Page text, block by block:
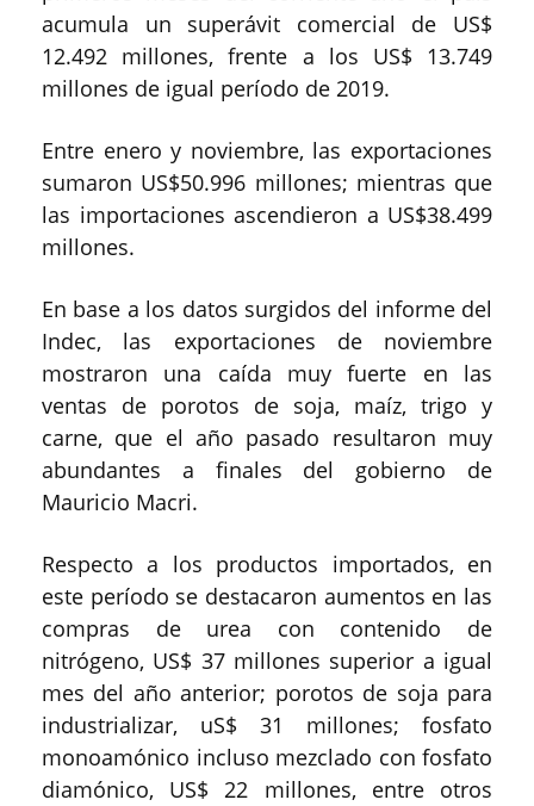
acumula un superávit comercial de US$
12.492 millones, frente a los US$ 13.749
millones de igual período de 2019.
Entre enero y noviembre, las exportaciones
sumaron US$50.996 millones; mientras que
las importaciones ascendieron a US$38.499
millones.
En base a los datos surgidos del informe del
Indec, las exportaciones de noviembre
mostraron una caída muy fuerte en las
ventas de porotos de soja, maíz, trigo y
carne, que el año pasado resultaron muy
abundantes a finales del gobierno de
Mauricio Macri.
Respecto a los productos importados, en
este período se destacaron aumentos en las
compras de urea con contenido de
nitrógeno, US$ 37 millones superior a igual
mes del año anterior; porotos de soja para
industrializar, uS$ 31 millones; fosfato
monoamónico incluso mezclado con fosfato
diamónico, US$ 22 millones, entre otros